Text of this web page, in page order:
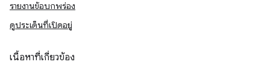
รายงานข้อบกพร่อง
ดูประเด็นที่เปิดอยู่
เนื้อหาที่เกี่ยวข้อง